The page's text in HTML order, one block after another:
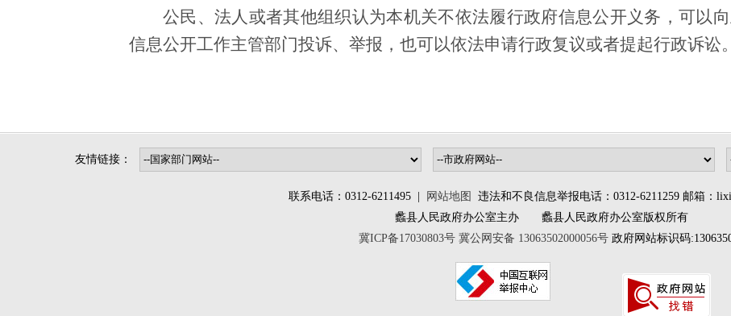
公民、法人或者其他组织认为本机关不依法履行政府信息公开义务，可以
信息公开工作主管部门投诉、举报，也可以依法申请行政复议或者提起行政诉讼。
友情链接：
联系电话：0312-6211495 | 网站地图
违法和不良信息举报电话：0312-6211259 邮箱：
蠡县人民政府办公室主办 蠡县人民政府办公室版权所有
冀ICP备17030803号 冀公网安备 13063502000056号 政府网站标识码